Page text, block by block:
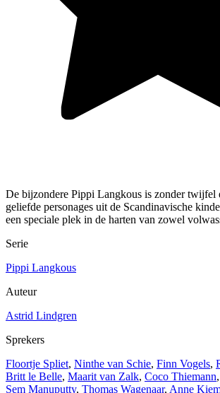
De bijzondere Pippi Langkous is zonder twijfel
geliefde personages uit de Scandinavische
een speciale plek in de harten van zowel
Serie
Pippi Langkous
Auteur
Astrid Lindgren
Sprekers
Floortje Spliet, Ninthe van Schie, Finn Vogels,
Britt le Belle, Maarit van Zalk, Coco Thiemann,
Sem Manuputty, Thomas Wagenaar, Anne